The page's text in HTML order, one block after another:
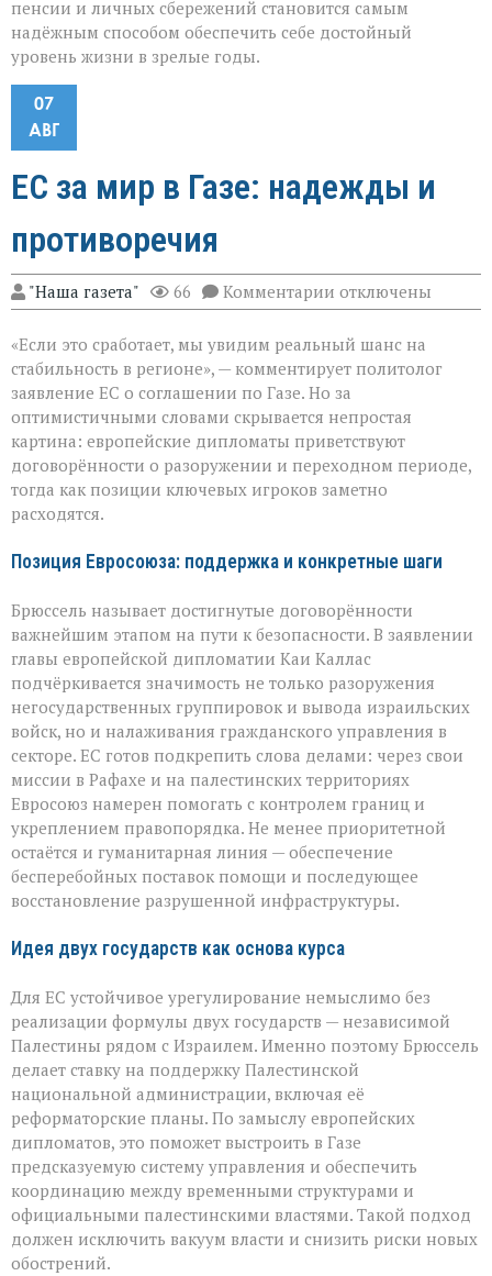
пенсии и личных сбережений становится самым
надёжным способом обеспечить себе достойный
уровень жизни в зрелые годы.
07
АВГ
ЕС за мир в Газе: надежды и
противоречия
"Наша газета" 66 Комментарии к
записи
за
мир
Газе:
надежды
и
противоречия
отключены
«Если это сработает, мы увидим реальный шанс на
стабильность в регионе», — комментирует политолог
заявление ЕС о соглашении по Газе. Но за
оптимистичными словами скрывается непростая
картина: европейские дипломаты приветствуют
договорённости о разоружении и переходном периоде,
тогда как позиции ключевых игроков заметно
расходятся.
Позиция Евросоюза: поддержка и конкретные шаги
Брюссель называет достигнутые договорённости
важнейшим этапом на пути к безопасности. В заявлении
главы европейской дипломатии Каи Каллас
подчёркивается значимость не только разоружения
негосударственных группировок и вывода израильских
войск, но и налаживания гражданского управления в
секторе. ЕС готов подкрепить слова делами: через свои
миссии в Рафахе и на палестинских территориях
Евросоюз намерен помогать с контролем границ и
укреплением правопорядка. Не менее приоритетной
остаётся и гуманитарная линия — обеспечение
бесперебойных поставок помощи и последующее
восстановление разрушенной инфраструктуры.
Идея двух государств как основа курса
Для ЕС устойчивое урегулирование немыслимо без
реализации формулы двух государств — независимой
Палестины рядом с Израилем. Именно поэтому Брюссель
делает ставку на поддержку Палестинской
национальной администрации, включая её
реформаторские планы. По замыслу европейских
дипломатов, это поможет выстроить в Газе
предсказуемую систему управления и обеспечить
координацию между временными структурами и
официальными палестинскими властями. Такой подход
должен исключить вакуум власти и снизить риски новых
обострений.